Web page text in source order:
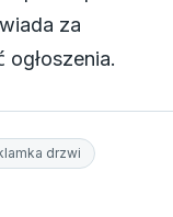
za
ogłoszenia.
drzwi